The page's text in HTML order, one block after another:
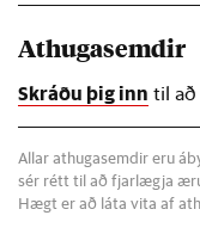
Athugasemdir
Skráðu þig inn til að
Allar athugasemdir eru
sér rétt til að fjarlægja
Hægt er að láta vita af